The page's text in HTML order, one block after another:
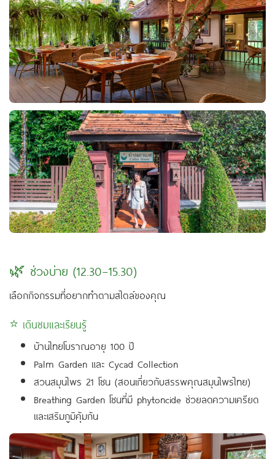
🌿 ช่วงบ่าย (12.30–15.30)
เลือกกิจกรรมที่อยากทำตามสไตล์ของคุณ
⭐ เดินชมและเรียนรู้
บ้านไทยโบราณอายุ 100 ปี
Palm Garden และ Cycad Collection
สวนสมุนไพร 21 โซน (สอนเกี่ยวกับสรรพคุณสมุนไพรไทย)
Breathing Garden โซนที่มี phytoncide ช่วยลดความเครียด
และเสริมภูมิคุ้มกัน